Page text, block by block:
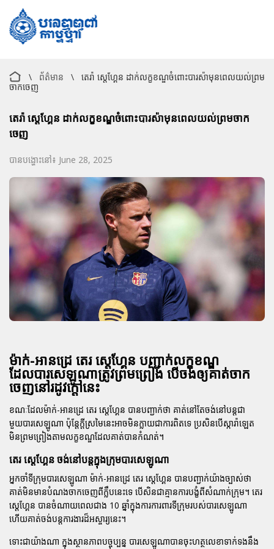
\ ព័ត៌មាន \
តេរ៉ា ស្តេហ្គែន ដាក់លក្ខខណ្ឌចំពោះបារស៉ាមុនពេលយល់ព្រម
ចាកចេញ
តេរ៉ា ស្តេហ្គែន ដាក់លក្ខខណ្ឌចំពោះបារស៉ាមុនពេលយល់ព្រមចាក
ចេញ
បានបង្ហោះនៅ៖ June 28, 2025
ម៉ាក់-អានដ្រេ តេរ ស្តេហ្គែន បញ្ជាក់លក្ខខណ្ឌ
ដែលបារសេឡូណាត្រូវព្រមព្រៀង បើចង់ឲ្យគាត់ចាក
ចេញនៅរដូវក្តៅនេះ
ខណៈដែលម៉ាក់-អានដ្រេ តេរ ស្តេហ្គែន បានបញ្ជាក់ថា គាត់នៅតែចង់នៅបន្តជា
មួយបារសេឡូណា ប៉ុន្តែក្តីស្រមៃនេះអាចមិនក្លាយជាការពិតទេ ប្រសិនបើស្ការ៉ាឡេត
មិនព្រមព្រៀងតាមលក្ខខណ្ឌដែលគាត់បានកំណត់។
តេរ ស្តេហ្គែន ចង់នៅបន្តក្នុងក្រុមបារសេឡូណា
អ្នកចាំទីក្រុមបារសេឡូណា ម៉ាក់-អានដ្រេ តេរ ស្តេហ្គែន បានបញ្ជាក់យ៉ាងច្បាស់ថា
គាត់មិនមានបំណងចាកចេញពីក្លឹបនេះទេ បើសិនជាគ្មានការបង្ខំពីសំណាក់ក្រុម។ តេរ
ស្តេហ្គែន បានចំណាយពេលជាង 10 ឆ្នាំក្នុងការការពារទីក្រុមរបស់បារសេឡូណា
ហើយគាត់ចង់បន្តការងារដ៏អស្ចារ្យនេះ។
ទោះជាយ៉ាងណា ក្នុងស្ថានភាពបច្ចុប្បន្ន បារសេឡូណាបានចុះហត្ថលេខាទាក់ទងនឹង